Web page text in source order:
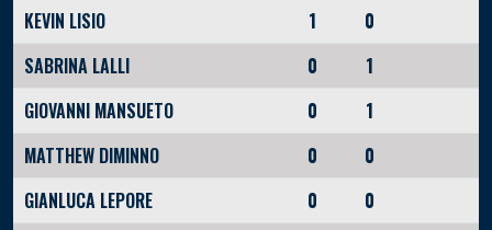
KEVIN LISIO
1
0
SABRINA LALLI
0
1
GIOVANNI MANSUETO
0
1
MATTHEW DIMINNO
0
0
GIANLUCA LEPORE
0
0